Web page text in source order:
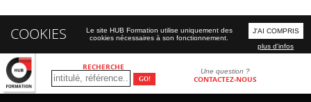
RECHERCHE Une question ?
CONTACTEZ-NOUS
COOKIES
Le site HUB Formation utilise uniquement des
cookies nécessaires à son fonctionnement.
J'AI COMPRIS
plus d'infos